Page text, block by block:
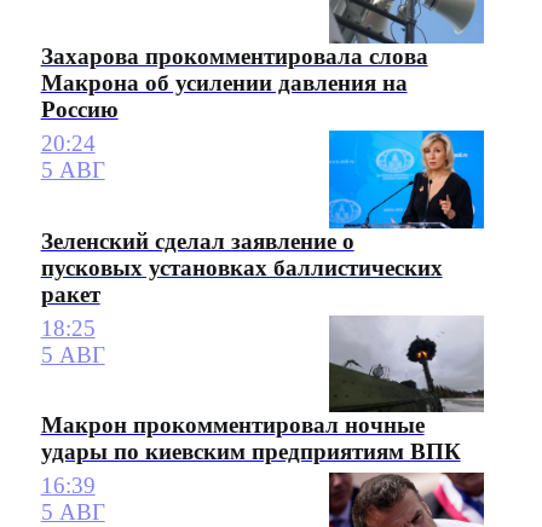
Захарова прокомментировала слова
Макрона об усилении давления на
Россию
20:24
5 АВГ
Зеленский сделал заявление о
пусковых установках баллистических
ракет
18:25
5 АВГ
Макрон прокомментировал ночные
удары по киевским предприятиям ВПК
16:39
5 АВГ